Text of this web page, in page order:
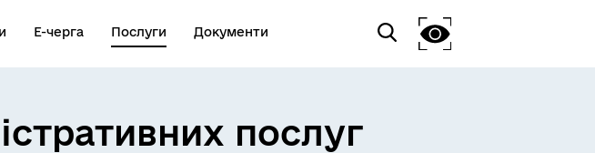
Е-черга Послуги Документи
послуг